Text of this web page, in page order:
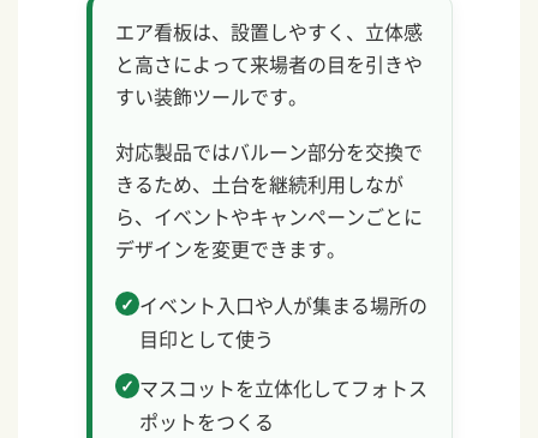
エア看板は、設置しやすく、立体感
と高さによって来場者の目を引きや
すい装飾ツールです。
対応製品ではバルーン部分を交換で
きるため、土台を継続利用しなが
ら、イベントやキャンペーンごとに
デザインを変更できます。
イベント入口や人が集まる場所の
目印として使う
マスコットを立体化してフォトス
ポットをつくる